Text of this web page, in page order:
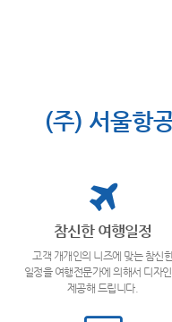
(주) 서울항
참신한 여행일정
고객 개개인의 니즈에 맞는 참신한
일정을 여행전문가에 의해서 디자
제공해 드립니다.